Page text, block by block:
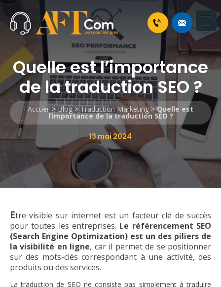
Quelle est l’importance
de la traduction SEO ?
Accueil >Blog>Traduction Marketing >Quelle est
l’importance de la traduction SEO ?
13 mai 2024
Etre visible sur internet est un facteur clé de succès
pour toutes les entreprises. Le référencement SEO
(Search Engine Optimization) est un des piliers de
la visibilité en ligne, car il permet de se positionner
sur des mots-clés correspondant à une activité, des
produits ou des services.
La traduction de SEO ne consiste pas simplement à traduire